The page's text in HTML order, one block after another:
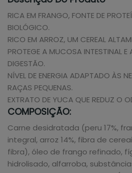
RICA EM FRANGO, FONTE DE
BIOLÓGICO.
RICO EM ARROZ, UM CEREAL
PROTEGE A MUCOSA INTESTINAL
DIGESTÃO.
NÍVEL DE ENERGIA ADAPTADO ÀS
RAÇAS PEQUENAS.
EXTRATO DE YUCA QUE REDUZ O
COMPOSIÇÃO:
Carne desidratada (peru 17%,
integral, arroz 14%, fibra de
fibra), óleo de frango refinado,
hidrolisado, alfarroba,